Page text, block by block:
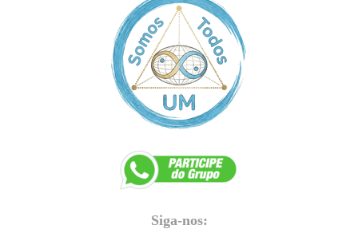
Siga-nos: